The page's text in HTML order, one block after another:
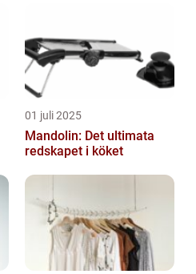
01 juli 2025
Mandolin: Det ultimata
redskapet i köket